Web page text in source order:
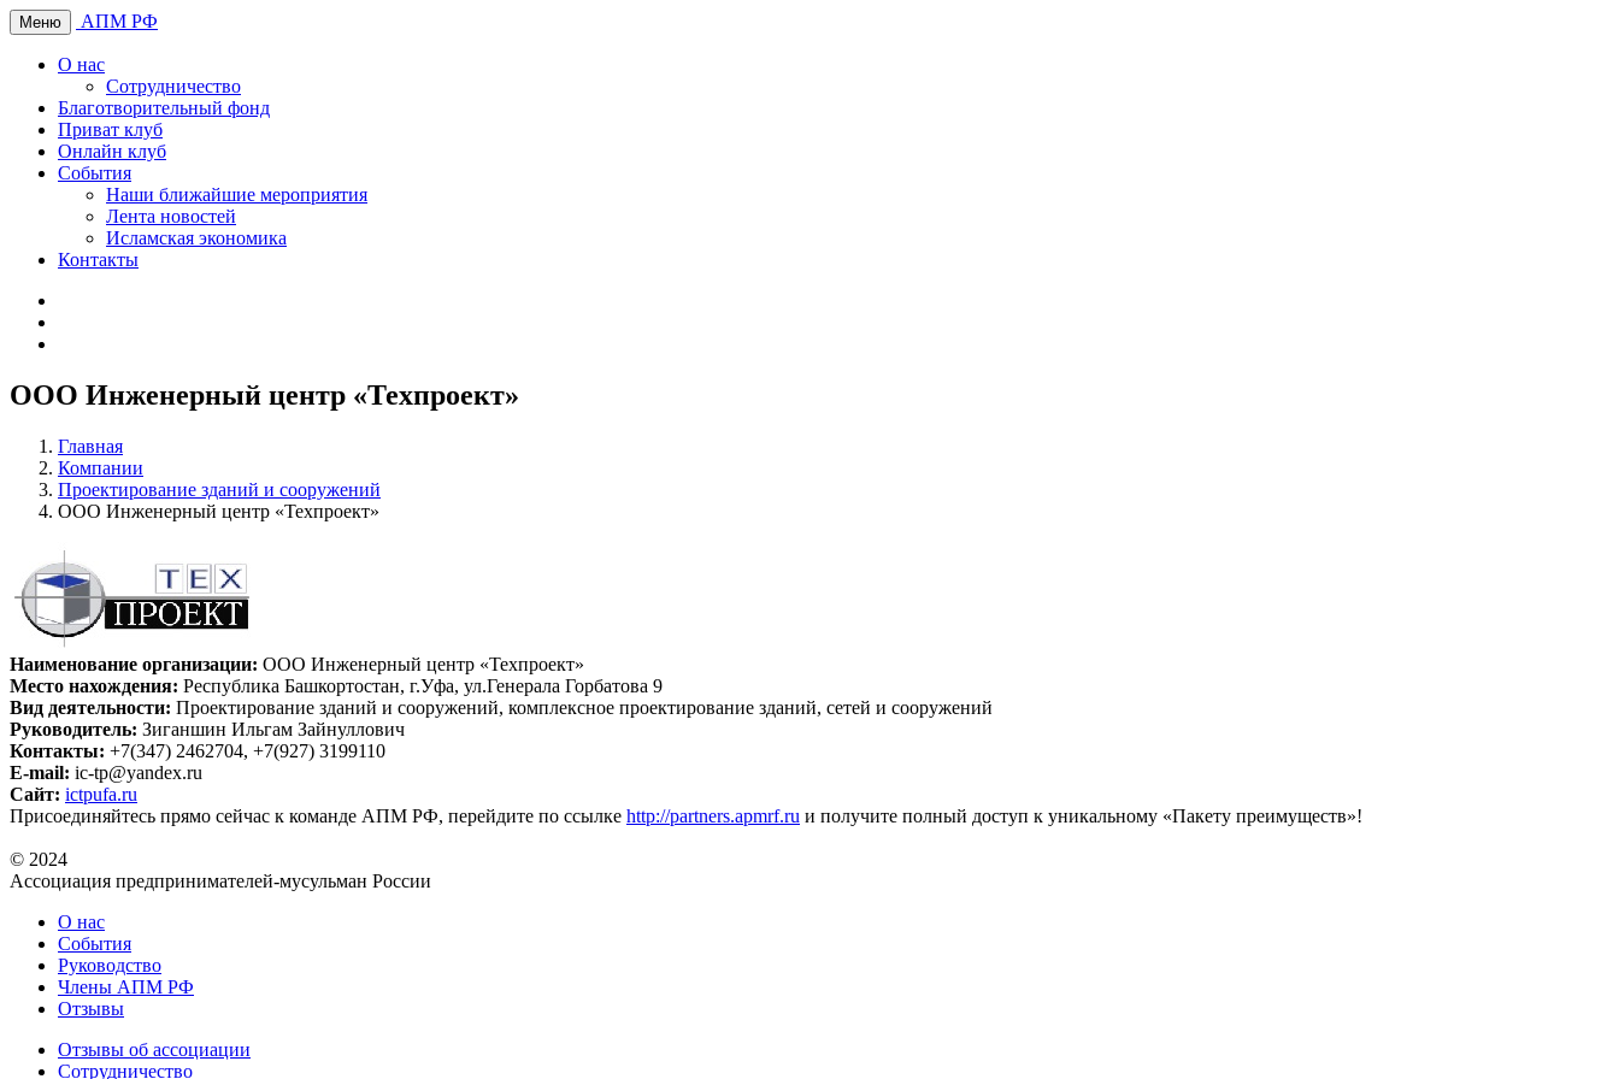
Меню АПМ РФ
О нас
Сотрудничество
Благотворительный фонд
Приват клуб
Онлайн клуб
События
Наши ближайшие мероприятия
Лента новостей
Исламская экономика
Контакты
ООО Инженерный центр «Техпроект»
Главная
Компании
Проектирование зданий и сооружений
ООО Инженерный центр «Техпроект»
Наименование организации: ООО Инженерный центр «Техпроект»
Место нахождения: Республика Башкортостан, г.Уфа, ул.Генерала Горбатова 9
Вид деятельности: Проектирование зданий и сооружений, комплексное проектирование зданий, сетей и сооружений
Руководитель: Зиганшин Ильгам Зайнуллович
Контакты: +7(347) 2462704, +7(927) 3199110
E-mail: ic-tp@yandex.ru
Сайт: ictpufa.ru
Присоединяйтесь прямо сейчас к команде АПМ РФ, перейдите по ссылке http://partners.apmrf.ru и получите полный доступ к уникальному «Пакету преимуществ»!
© 2024
Ассоциация предпринимателей-мусульман России
О нас
События
Руководство
Члены АПМ РФ
Отзывы
Отзывы об ассоциации
Сотрудничество